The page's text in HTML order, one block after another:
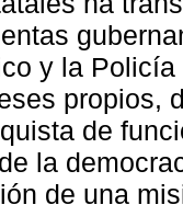
y la Policía
propios,
de
la
de una